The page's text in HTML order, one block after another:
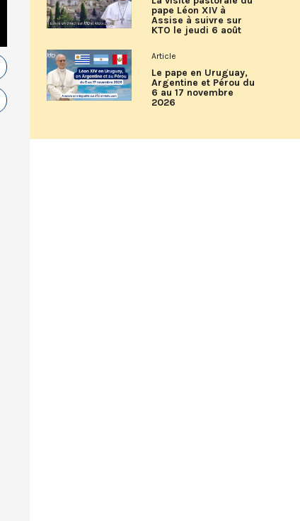
pape Léon XIV à
Assise à suivre sur
KTO le jeudi 6 août
Article
Le pape en Uruguay,
Argentine et Pérou du
6 au 17 novembre
2026